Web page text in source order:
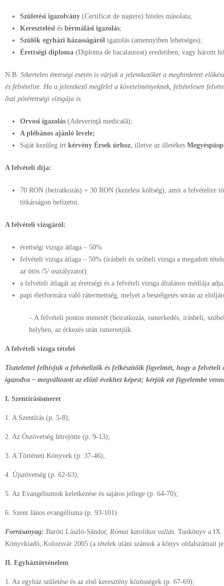
Születési igazolvány (Certificat de naştere) hiteles másolata;
Keresztelési és bérmálási igazolás;
Szülők egyházi házasságáról igazolás (amennyiben lehetséges);
Érettségi diploma (Diploma de bacalaureat) eredetiben, vagy három
N.B. Sikertelen érettségi esetén is várjuk a jelentkezőket a meghirdetett
és felvételire. Ha a jelentkező megfelel a követelményeknek, feltételesen
őszi pótérettségi vizsgája is.
Orvosi igazolás (Adeverinţă medicală);
A plébános ajánló levele;
Saját kezűleg írt kérvény Érsek úrhoz, illetve az illetékes
A felvételi díja:
70 RON (beiratkozás) + 30 RON (kezelési költség), amit a felvételire
titkárságon befizetni.
A felvételi vizsgáról:
érettségi vizsga átlaga – 50%
felvételi vizsga átlaga – 50% (írásbeli és szóbeli vizsga a megadott
az ötös /5/ osztályzatot).
a felvételi átlagát az érettségi és a felvételi vizsga általános médiája
papi életformára való rátermettség, melyet a beszélgetés során az
– A felvételi pontos menetét (beiratkozás, ismerkedés, írásbeli,
helyben, az érkezés után ismertetjük.
A felvételi vizsga tételei
Tisztelettel felhívjuk a felvételizők és felkészítőik figyelmét, hogy a felvételi
igazodva – megváltozott az előző évekhez képest; kérjük ezt figyelembe
I. Szentírásismeret
1. A Szentírás (p. 5-8);
2. Az Ószövetség létrejötte (p. 9-13);
3. A Történeti Könyvek (p. 37-46);
4. Újszövetség (p. 62-63);
5. Az Evangéliumok keletkezése és sajátos jellege (p. 64-70);
6. Szent János evangéliuma (p. 93-101).
Forrásanyag: Baróti László-Sándor, Római katolikus vallás. Tankönyv a IX.
Könyvkiadó, Kolozsvár 2005 (a tételek utáni számok a könyv oldalszámait
II. Egyháztörténelem
1. Az egyház születése és az első keresztény közösségek (p. 67-69);